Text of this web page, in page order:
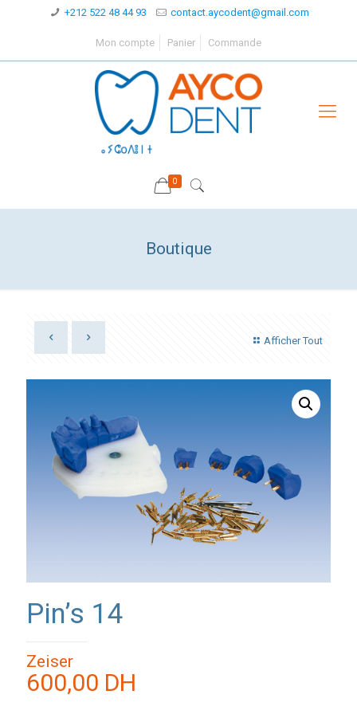
+212 522 48 44 93 contact.aycodent@gmail.com
Mon compte Panier Commande
0
Boutique
Afficher Tout
Pin’s 14
Zeiser
600,00 DH